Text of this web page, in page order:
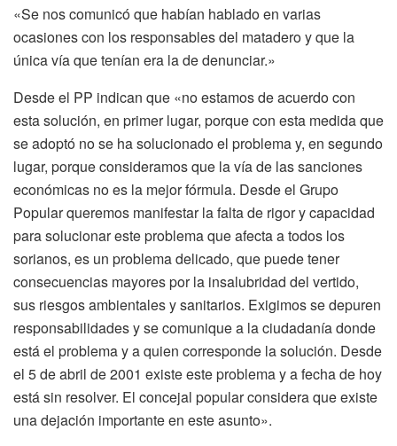
«Se nos comunicó que habían hablado en varias
ocasiones con los responsables del matadero y que la
única vía que tenían era la de denunciar.»
Desde el PP indican que «no estamos de acuerdo con
esta solución, en primer lugar, porque con esta medida que
se adoptó no se ha solucionado el problema y, en segundo
lugar, porque consideramos que la vía de las sanciones
económicas no es la mejor fórmula. Desde el Grupo
Popular queremos manifestar la falta de rigor y capacidad
para solucionar este problema que afecta a todos los
sorianos, es un problema delicado, que puede tener
consecuencias mayores por la insalubridad del vertido,
sus riesgos ambientales y sanitarios. Exigimos se depuren
responsabilidades y se comunique a la ciudadanía donde
está el problema y a quien corresponde la solución. Desde
el 5 de abril de 2001 existe este problema y a fecha de hoy
está sin resolver. El concejal popular considera que existe
una dejación importante en este asunto».